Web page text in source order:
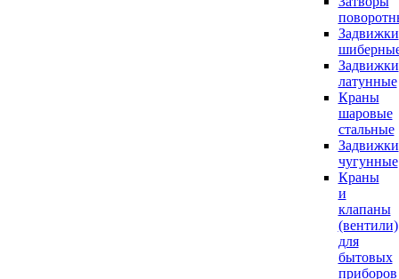
Задвижки
Задвижки
латунные
Краны
шаровые
стальные
Задвижки
чугунные
Краны
и
клапаны
(вентили)
для
бытовых
приборов